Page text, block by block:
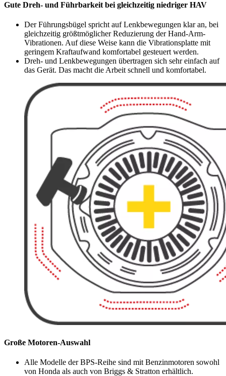
Gute Dreh- und Führbarkeit bei gleichzeitig niedriger HAV
Der Führungsbügel spricht auf Lenkbewegungen klar an, bei
gleichzeitig größtmöglicher Reduzierung der Hand-Arm-
Vibrationen. Auf diese Weise kann die Vibrationsplatte mit
geringem Kraftaufwand komfortabel gesteuert werden.
Dreh- und Lenkbewegungen übertragen sich sehr einfach auf
das Gerät. Das macht die Arbeit schnell und komfortabel.
Große Motoren-Auswahl
Alle Modelle der BPS-Reihe sind mit Benzinmotoren sowohl
von Honda als auch von Briggs & Stratton erhältlich.